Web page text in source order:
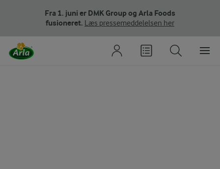
Fra 1. juni er DMK Group og Arla Foods
fusioneret. Læs pressemeddelelsen her